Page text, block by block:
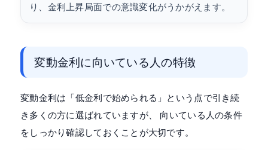
り、金利上昇局面での意識変化がうかがえます。
変動金利に向いている人の特徴
変動金利は「低金利で始められる」という点で引き続
き多くの方に選ばれていますが、 向いている人の条件
をしっかり確認しておくことが大切です。